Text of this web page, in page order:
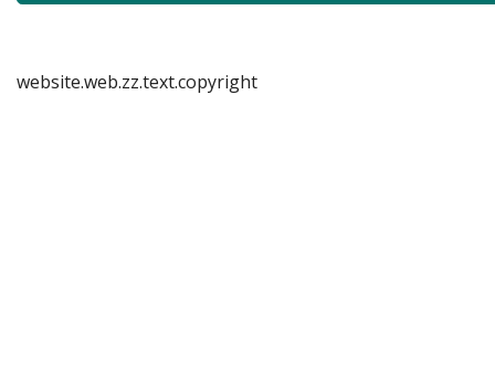
website.web.zz.text.copyright